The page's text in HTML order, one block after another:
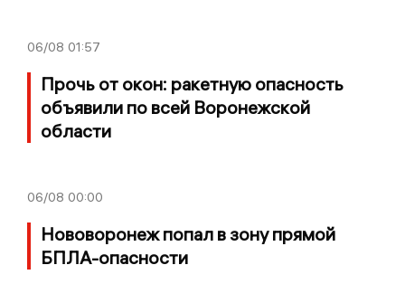
06/08 01:57
Прочь от окон: ракетную опасность
объявили по всей Воронежской
области
06/08 00:00
Нововоронеж попал в зону прямой
БПЛА-опасности